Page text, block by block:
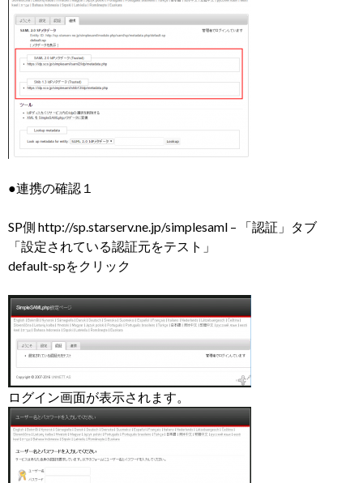
●連携の確認１
SP側 http://sp.starserv.ne.jp/simplesaml – 「認証」タブ
「設定されている認証元をテスト」
default-spをクリック
ログイン画面が表示されます。